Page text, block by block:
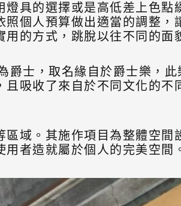
具的選擇或是高低差上色點
個人預算做出適當的調整，
的方式，跳脫以往不同的面
爵士，取名緣自於爵士樂，此
吸收了來自於不同文化的不
域。其施作項目為整體空間
者造就屬於個人的完美空間